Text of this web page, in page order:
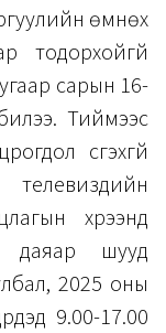
өмнөх
сарын 16-
Тиймээс
үүсгэхгүй
хүрээнд
даяар шууд
2025 оны
9.00-17.00